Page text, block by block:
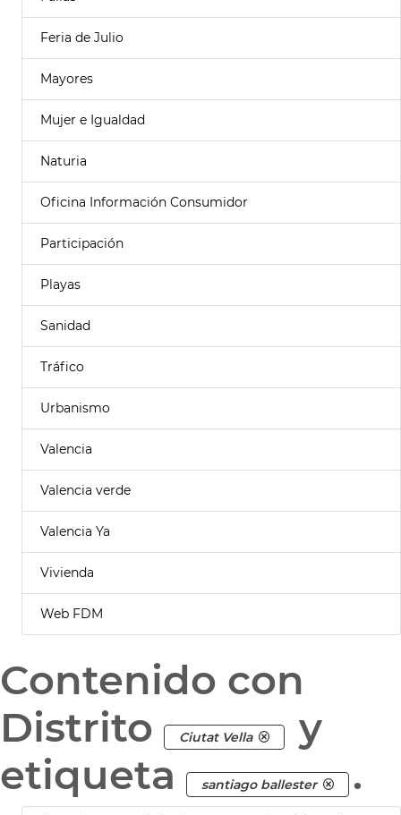
Feria de Julio
Mayores
Mujer e Igualdad
Naturia
Oficina Información Consumidor
Participación
Playas
Sanidad
Tráfico
Urbanismo
Valencia
Valencia verde
Valencia Ya
Vivienda
Web FDM
Contenido con
Distrito
Ciutat Vella
y
etiqueta
santiago ballester .